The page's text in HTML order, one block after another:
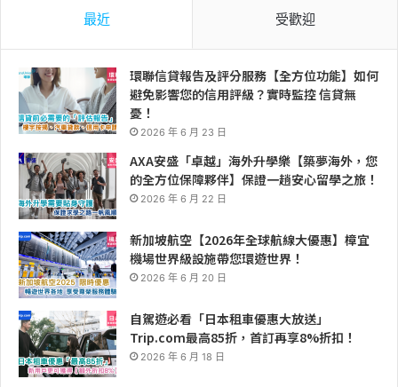
最近 受歡迎
環聯信貸報告及評分服務【全方位功能】如何
避免影響您的信用評級？實時監控 信貸無
憂！
2026 年 6 月 23 日
AXA安盛「卓越」海外升學樂【築夢海外，您
的全方位保障夥伴】保證一趟安心留學之旅！
2026 年 6 月 22 日
新加坡航空【2026年全球航線大優惠】樟宜
機場世界級設施帶您環遊世界！
2026 年 6 月 20 日
自駕遊必看「日本租車優惠大放送」
Trip.com最高85折，首訂再享8%折扣！
2026 年 6 月 18 日